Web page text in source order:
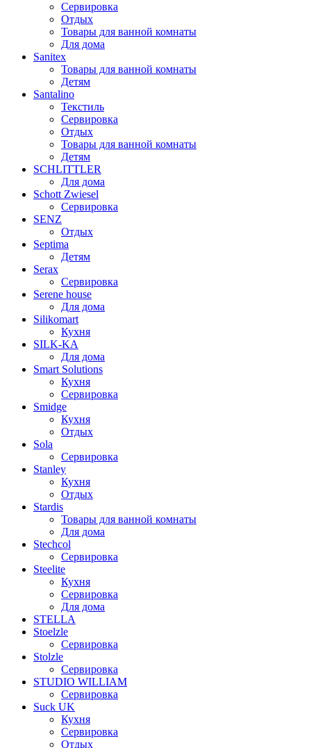
Сервировка
Отдых
Товары для ванной комнаты
Для дома
Sanitex
Товары для ванной комнаты
Детям
Santalino
Текстиль
Сервировка
Отдых
Товары для ванной комнаты
Детям
SCHLITTLER
Для дома
Schott Zwiesel
Сервировка
SENZ
Отдых
Septima
Детям
Serax
Сервировка
Serene house
Для дома
Silikomart
Кухня
SILK-KA
Для дома
Smart Solutions
Кухня
Сервировка
Smidge
Кухня
Отдых
Sola
Сервировка
Stanley
Кухня
Отдых
Stardis
Товары для ванной комнаты
Для дома
Stechcol
Сервировка
Steelite
Кухня
Сервировка
Для дома
STELLA
Stoelzle
Сервировка
Stolzle
Сервировка
STUDIO WILLIAM
Сервировка
Suck UK
Кухня
Сервировка
Отдых